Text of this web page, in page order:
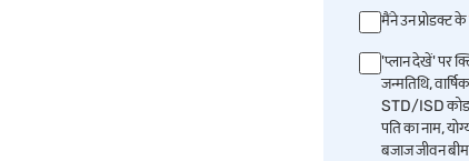
मैंने उन प्रोडक्ट के
'प्लान देखें' पर
जन्मतिथि,
STD/ISD कोड
पति का नाम,
बजाज जीवन